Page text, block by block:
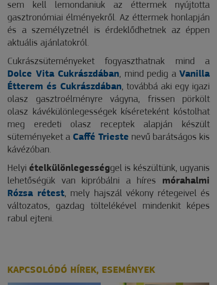
sem kell lemondaniuk az éttermek nyújtotta
gasztronómiai élményekről. Az éttermek honlapján
és a személyzetnél is érdeklődhetnek az éppen
aktuális ajánlatokról.
Cukrászsüteményeket fogyaszthatnak mind a
Dolce Vita Cukrászdában, mind pedig a Vanilla
Étterem és Cukrászdában, továbbá aki egy igazi
olasz gasztroélményre vágyna, frissen pörkölt
olasz kávékülönlegességek kíséreteként kóstolhat
meg eredeti olasz receptek alapján készült
süteményeket a Caffé Trieste nevű barátságos kis
kávézóban.
Helyi ételkülönlegességgel is készültünk, ugyanis
lehetőségük van kipróbálni a híres mórahalmi
Rózsa rétest, mely hajszál vékony rétegeivel és
változatos, gazdag töltelékével mindenkit képes
rabul ejteni.
KAPCSOLÓDÓ HÍREK, ESEMÉNYEK